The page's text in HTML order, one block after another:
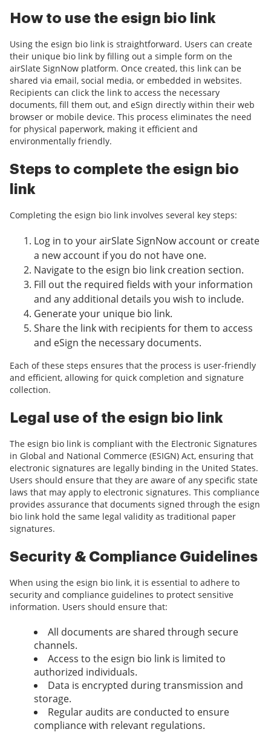
How to use the esign bio link
Using the esign bio link is straightforward. Users can create
their unique bio link by filling out a simple form on the
airSlate SignNow platform. Once created, this link can be
shared via email, social media, or embedded in websites.
Recipients can click the link to access the necessary
documents, fill them out, and eSign directly within their web
browser or mobile device. This process eliminates the need
for physical paperwork, making it efficient and
environmentally friendly.
Steps to complete the esign bio
link
Completing the esign bio link involves several key steps:
Log in to your airSlate SignNow account or create
a new account if you do not have one.
Navigate to the esign bio link creation section.
Fill out the required fields with your information
and any additional details you wish to include.
Generate your unique bio link.
Share the link with recipients for them to access
and eSign the necessary documents.
Each of these steps ensures that the process is user-friendly
and efficient, allowing for quick completion and signature
collection.
Legal use of the esign bio link
The esign bio link is compliant with the Electronic Signatures
in Global and National Commerce (ESIGN) Act, ensuring that
electronic signatures are legally binding in the United States.
Users should ensure that they are aware of any specific state
laws that may apply to electronic signatures. This compliance
provides assurance that documents signed through the esign
bio link hold the same legal validity as traditional paper
signatures.
Security & Compliance Guidelines
When using the esign bio link, it is essential to adhere to
security and compliance guidelines to protect sensitive
information. Users should ensure that:
All documents are shared through secure
channels.
Access to the esign bio link is limited to
authorized individuals.
Data is encrypted during transmission and
storage.
Regular audits are conducted to ensure
compliance with relevant regulations.